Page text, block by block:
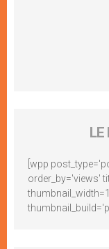
LE
[wpp
order_by='views'